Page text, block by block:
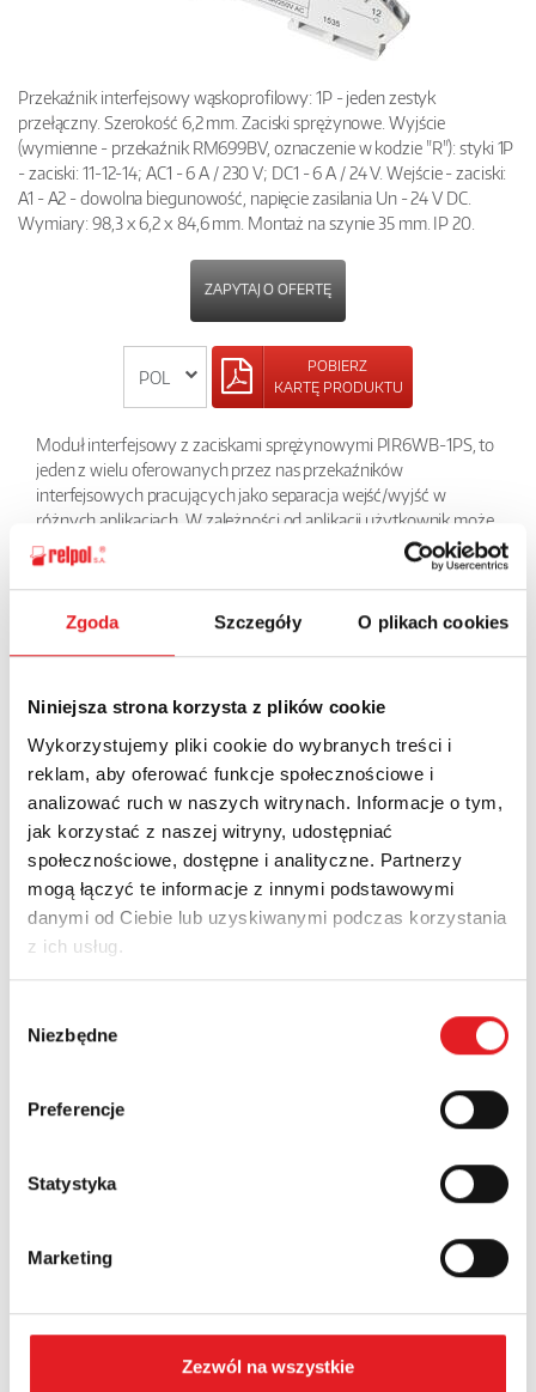
Zgoda Szczegóły O plikach cookies
Niniejsza strona korzysta z plików cookie
Wykorzystujemy pliki cookie do wybranych treści i
reklam, aby oferować funkcje społecznościowe i
analizować ruch w naszych witrynach. Informacje o tym,
jak korzystać z naszej witryny, udostępniać
społecznościowe, dostępne i analityczne. Partnerzy
mogą łączyć te informacje z innymi podstawowymi
danymi od Ciebie lub uzyskiwanymi podczas korzystania
z ich usług.
zgody
Niezbędne
Preferencje
Statystyka
Marketing
Zezwól na wszystkie
Przekaźnik interfejsowy wąskoprofilowy: 1P - jeden zestyk
przełączny. Szerokość 6,2 mm. Zaciski sprężynowe. Wyjście
(wymienne - przekaźnik RM699BV, oznaczenie w kodzie "R"): styki 1P
- zaciski: 11-12-14; AC1 - 6 A / 230 V; DC1 - 6 A / 24 V. Wejście - zaciski:
A1 - A2 - dowolna biegunowość, napięcie zasilania Un - 24 V DC.
Wymiary: 98,3 x 6,2 x 84,6 mm. Montaż na szynie 35 mm. IP 20.
ZAPYTAJ O OFERTĘ
POBIERZ
KARTĘ PRODUKTU
Moduł interfejsowy z zaciskami sprężynowymi PIR6WB-1PS, to
jeden z wielu oferowanych przez nas przekaźników
interfejsowych pracujących jako separacja wejść/wyjść w
różnych aplikacjach. W zależności od aplikacji użytkownik może
sam określić jaki przekaźnik wykonawczy do tego modułu
zastosuje: elektromagnetyczny RM699B lub półprzewodnikowy
serii RSR30. W tej grupie produktów znajduje się też przekaźnik z
wbudowanym filtrem przeciwzakłóceniowym do długich linii
Zapytaj o szczegóły oferty
Imię i nazwisko: *
Nazwa firmy:
Województwo: